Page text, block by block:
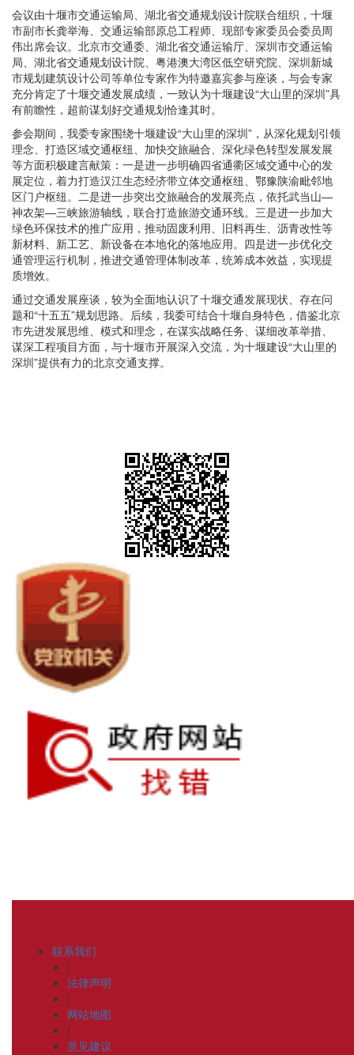
会议由十堰市交通运输局、湖北省交通规划设计院联合组织，十堰
市副市长龚举海、交通运输部原总工程师、现部专家委员会委员周
伟出席会议。北京市交通委、湖北省交通运输厅、深圳市交通运输
局、湖北省交通规划设计院、粤港澳大湾区低空研究院、深圳新城
市规划建筑设计公司等单位专家作为特邀嘉宾参与座谈，与会专家
充分肯定了十堰交通发展成绩，一致认为十堰建设“大山里的深圳”具
有前瞻性，超前谋划好交通规划恰逢其时。
参会期间，我委专家围绕十堰建设“大山里的深圳”，从深化规划引领
理念、打造区域交通枢纽、加快交旅融合、深化绿色转型发展发展
等方面积极建言献策：一是进一步明确四省通衢区域交通中心的发
展定位，着力打造汉江生态经济带立体交通枢纽、鄂豫陕渝毗邻地
区门户枢纽。二是进一步突出交旅融合的发展亮点，依托武当山—
神农架—三峡旅游轴线，联合打造旅游交通环线。三是进一步加大
绿色环保技术的推广应用，推动固废利用、旧料再生、沥青改性等
新材料、新工艺、新设备在本地化的落地应用。四是进一步优化交
通管理运行机制，推进交通管理体制改革，统筹成本效益，实现提
质增效。
通过交通发展座谈，较为全面地认识了十堰交通发展现状、存在问
题和“十五五”规划思路。后续，我委可结合十堰自身特色，借鉴北京
市先进发展思维、模式和理念，在谋实战略任务、谋细改革举措、
谋深工程项目方面，与十堰市开展深入交流，为十堰建设“大山里的
深圳”提供有力的北京交通支撑。
联系我们
|
法律声明
|
网站地图
|
意见建议